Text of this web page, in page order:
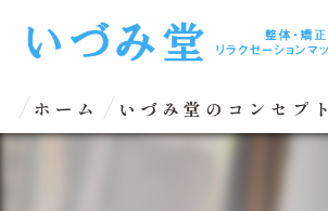
ホーム いづみ堂のコンセプト